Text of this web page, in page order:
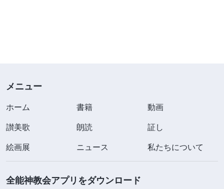
いかに神をはねつけるかを明らかにする言葉は、人
間がいかにサタンの化身であり、神に敵対する力で
あたって、少ない言葉で人間の本性を明らかにする
ことはない。むしろ長い期間にわたり、それをさら
方法のさらけ出し、取り扱い、刈り込みはどれも、
メニュー
ホーム 書籍
動画
讃美歌
朗読
証し
絵画展
ニュース 私たちについて
全能神教会アプリをダウンロード